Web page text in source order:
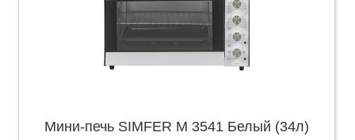
Мини-печь SIMFER M 3541 Белый (34л)